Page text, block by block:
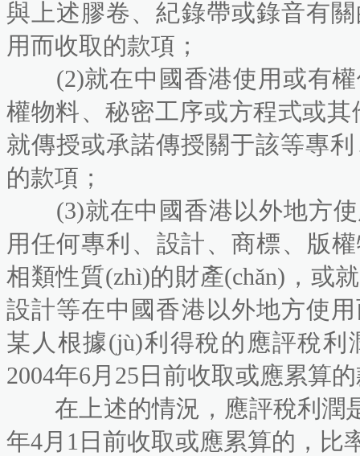
與上述膠卷、紀錄帶或錄音有
用而收取的款項；
(2)就在中國香港使用或有權使
權物料、秘密工序或方程式或其
就傳授或承諾傳授關于該等專利
的款項；
(3)就在中國香港以外地方使
用任何專利、設計、商標
相類性質(zhì)的財產(chǎn)，或就
設計等在中國香港以外地方使
某人根據(jù)利得稅的應評稅
2004年6月25日前收取或應累算的款
在上述的情況，應評稅利潤
年4月1日前收取或應累算的，